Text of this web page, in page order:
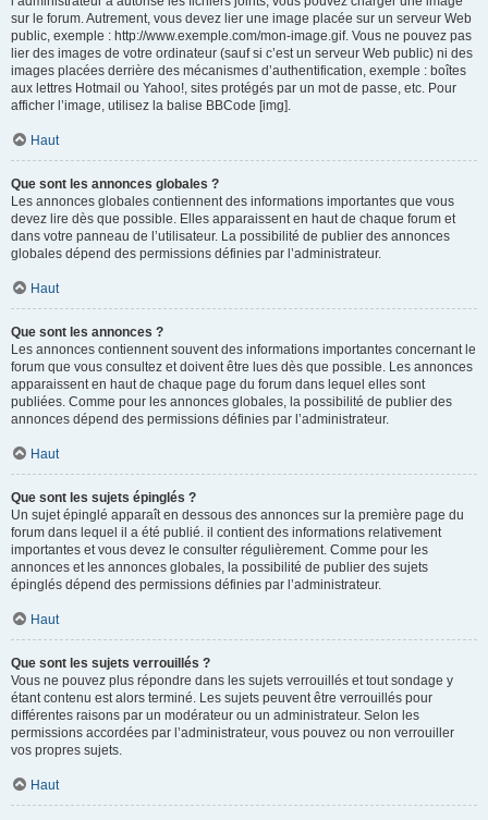
sur le forum. Autrement, vous devez lier une image placée sur un serveur Web
public, exemple : http://www.exemple.com/mon-image.gif. Vous ne pouvez pas
lier des images de votre ordinateur (sauf si c’est un serveur Web public) ni des
images placées derrière des mécanismes d’authentification, exemple : boîtes
aux lettres Hotmail ou Yahoo!, sites protégés par un mot de passe, etc. Pour
afficher l’image, utilisez la balise BBCode [img].
Haut
Que sont les annonces globales ?
Les annonces globales contiennent des informations importantes que vous
devez lire dès que possible. Elles apparaissent en haut de chaque forum et
dans votre panneau de l’utilisateur. La possibilité de publier des annonces
globales dépend des permissions définies par l’administrateur.
Haut
Que sont les annonces ?
Les annonces contiennent souvent des informations importantes concernant le
forum que vous consultez et doivent être lues dès que possible. Les annonces
apparaissent en haut de chaque page du forum dans lequel elles sont
publiées. Comme pour les annonces globales, la possibilité de publier des
annonces dépend des permissions définies par l’administrateur.
Haut
Que sont les sujets épinglés ?
Un sujet épinglé apparaît en dessous des annonces sur la première page du
forum dans lequel il a été publié. il contient des informations relativement
importantes et vous devez le consulter régulièrement. Comme pour les
annonces et les annonces globales, la possibilité de publier des sujets
épinglés dépend des permissions définies par l’administrateur.
Haut
Que sont les sujets verrouillés ?
Vous ne pouvez plus répondre dans les sujets verrouillés et tout sondage y
étant contenu est alors terminé. Les sujets peuvent être verrouillés pour
différentes raisons par un modérateur ou un administrateur. Selon les
permissions accordées par l’administrateur, vous pouvez ou non verrouiller
vos propres sujets.
Haut